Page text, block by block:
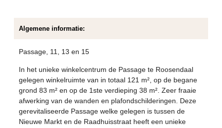
Algemene informatie:
Passage, 11, 13 en 15
In het unieke winkelcentrum de Passage te Roosendaal
gelegen winkelruimte van in totaal 121 m², op de begane
grond 83 m² en op de 1ste verdieping 38 m². Zeer fraaie
afwerking van de wanden en plafondschilderingen. Deze
gerevitaliseerde Passage welke gelegen is tussen de
Nieuwe Markt en de Raadhuisstraat heeft een unieke